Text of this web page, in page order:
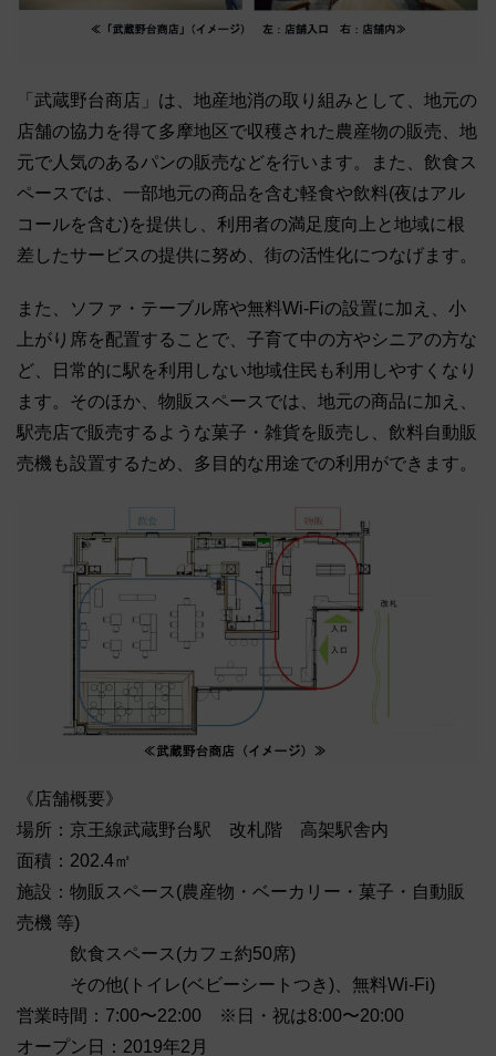
「武蔵野台商店」は、地産地消の取り組みとして、地元の
店舗の協力を得て多摩地区で収穫された農産物の販売、地
元で人気のあるパンの販売などを行います。また、飲食ス
ペースでは、一部地元の商品を含む軽食や飲料(夜はアル
コールを含む)を提供し、利用者の満足度向上と地域に根
差したサービスの提供に努め、街の活性化につなげます。
また、ソファ・テーブル席や無料Wi-Fiの設置に加え、小
上がり席を配置することで、子育て中の方やシニアの方な
ど、日常的に駅を利用しない地域住民も利用しやすくなり
ます。そのほか、物販スペースでは、地元の商品に加え、
駅売店で販売するような菓子・雑貨を販売し、飲料自動販
売機も設置するため、多目的な用途での利用ができます。
《店舗概要》
場所：京王線武蔵野台駅 改札階 高架駅舎内
面積：202.4㎡
施設：物販スペース(農産物・ベーカリー・菓子・自動販
売機 等)
飲食スペース(カフェ約50席)
その他(トイレ(ベビーシートつき)、無料Wi-Fi)
営業時間：7:00〜22:00 ※日・祝は8:00〜20:00
オープン日：2019年2月